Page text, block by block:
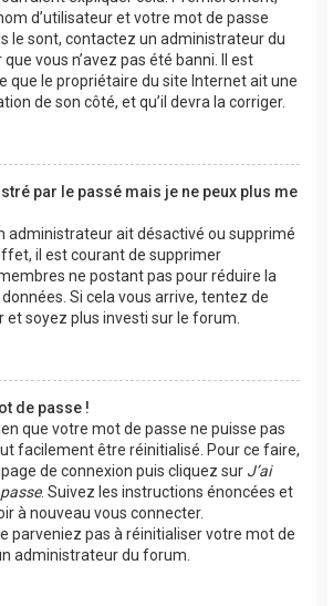
d’utilisateur et votre mot de passe
le sont, contactez un administrateur du
vous n’avez pas été banni. Il est
que le propriétaire du site Internet ait une
de son côté, et qu’il devra la corriger.
par le passé mais je ne peux plus me
administrateur ait désactivé ou supprimé
il est courant de supprimer
ne postant pas pour réduire la
Si cela vous arrive, tentez de
soyez plus investi sur le forum.
de passe !
que votre mot de passe ne puisse pas
facilement être réinitialisé. Pour ce faire,
de connexion puis cliquez sur J’ai
. Suivez les instructions énoncées et
à nouveau vous connecter.
parveniez pas à réinitialiser votre mot de
administrateur du forum.